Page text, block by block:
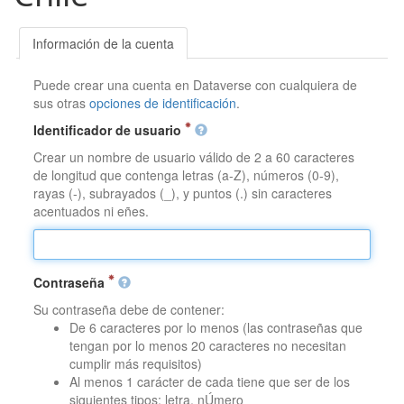
Información de la cuenta
Puede crear una cuenta en Dataverse con cualquiera de
sus otrasopciones de identificación.
Identificador de usuario
Crear un nombre de usuario válido de 2 a 60 caracteres
de longitud que contenga letras (a-Z), números (0-9),
rayas (-), subrayados (_), y puntos (.) sin caracteres
acentuados ni eñes.
Contraseña
Su contraseña debe de contener:
De 6 caracteres por lo menos (las contraseñas que
tengan por lo menos 20 caracteres no necesitan
cumplir más requisitos)
Al menos 1 carácter de cada tiene que ser de los
siguientes tipos: letra, nÚmero